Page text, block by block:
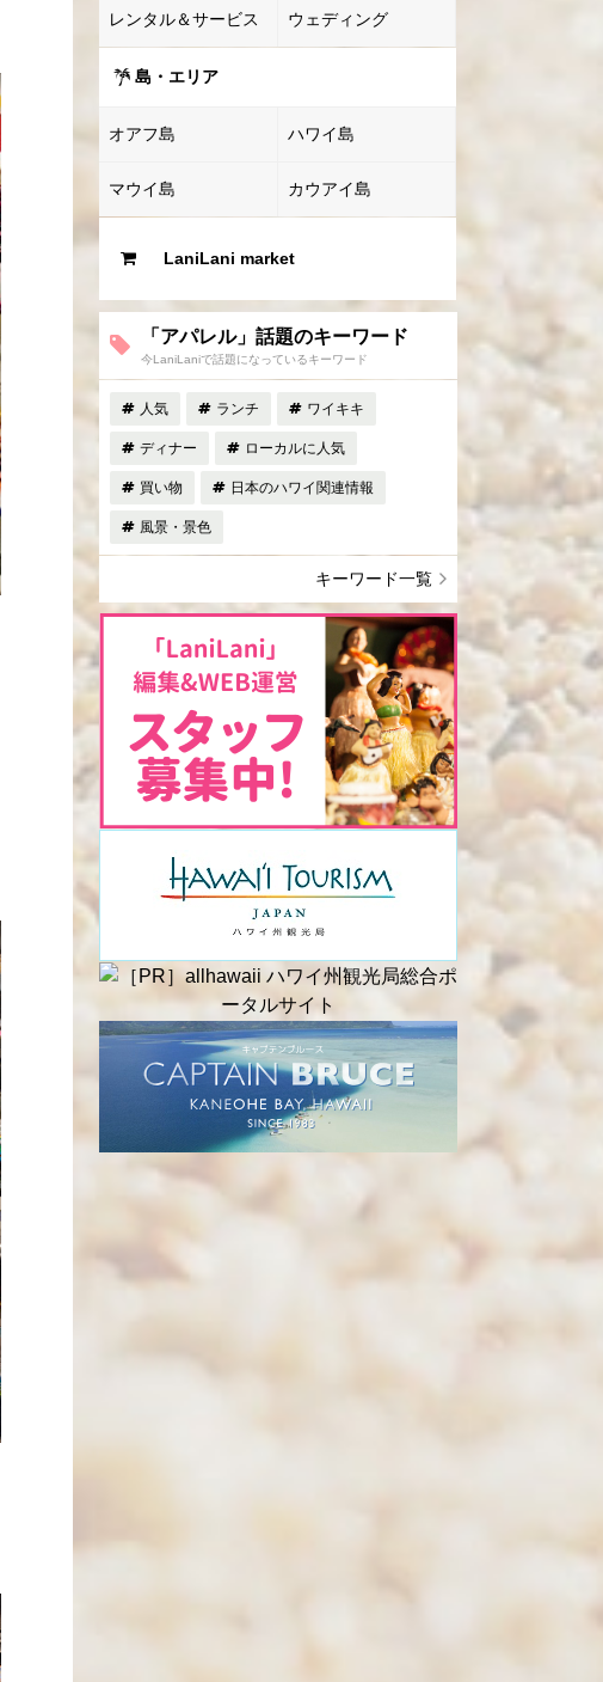
レンタル＆サービス ウェディング
島・エリア
オアフ島 ハワイ島
マウイ島 カウアイ島
LaniLani market
「アパレル」話題のキーワード
今LaniLaniで話題になっているキーワード
人気 ランチ ワイキキ
ディナー ローカルに人気
買い物 日本のハワイ関連情報
風景・景色
キーワード一覧